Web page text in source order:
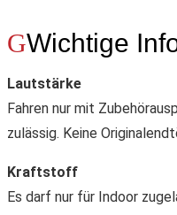
Wichtige
Lautstärke
Fahren nur mit
zulässig. Keine
Kraftstoff
Es darf nur für Indoor